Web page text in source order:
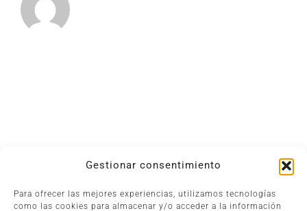
Gestionar consentimiento
Para ofrecer las mejores experiencias, utilizamos tecnologías
como las cookies para almacenar y/o acceder a la información
Asesoría en Inca |Asesoría empresarial en Mallorca